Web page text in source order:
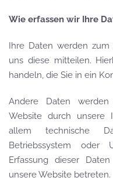
Wie erfassen wir Ihre
Ihre Daten werden zum
uns diese mitteilen.
handeln, die Sie in ein
Andere Daten
Website durch unsere
allem technische
Betriebssystem oder
Erfassung dieser
unsere Website betreten.